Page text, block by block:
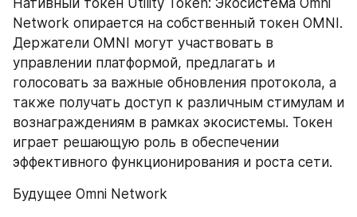
Network опирается на собственный токен OMNI.
Держатели OMNI могут участвовать в
управлении платформой, предлагать и
голосовать за важные обновления протокола, а
также получать доступ к различным стимулам и
вознаграждениям в рамках экосистемы. Токен
играет решающую роль в обеспечении
эффективного функционирования и роста сети.
Будущее Omni Network